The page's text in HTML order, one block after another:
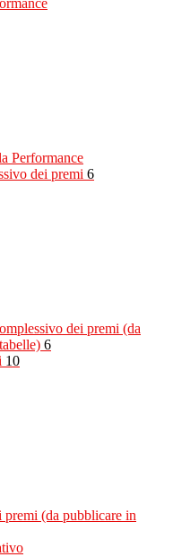
Performance
dei premi 6
dei premi (da
6
10
(da pubblicare in